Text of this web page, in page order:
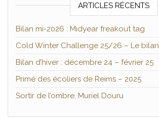
ARTICLES RÉCENTS
Bilan mi-2026 : Midyear freakout tag
Cold Winter Challenge 25/26 – Le bilan
Bilan d’hiver : décembre 24 – février 25
Primé des écoliers de Reims – 2025
Sortir de l’ombre, Muriel Douru